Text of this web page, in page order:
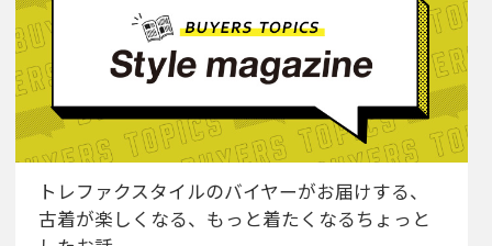
トレファクスタイルのバイヤーがお届けする、
古着が楽しくなる、もっと着たくなるちょっと